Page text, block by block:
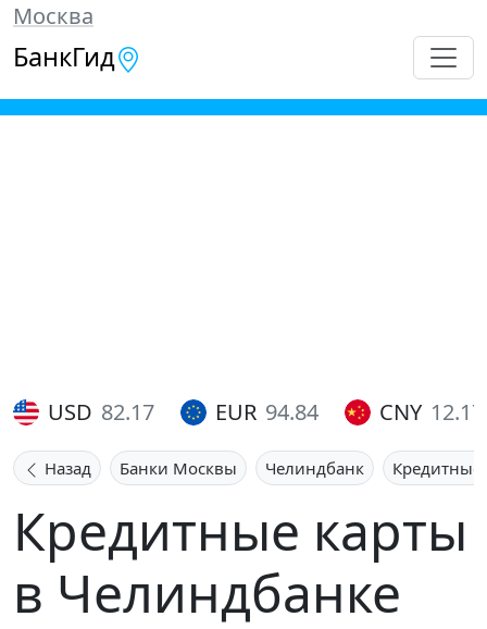
Москва
БанкГид
USD 82.17 EUR 94.84 CNY 12.17
Назад Банки Москвы Челиндбанк Кредитные
Кредитные карты
в Челиндбанке